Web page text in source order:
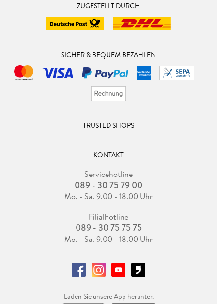
ZUGESTELLT DURCH
SICHER & BEQUEM BEZAHLEN
TRUSTED SHOPS
KONTAKT
Servicehotline
089 - 30 75 79 00
Mo. - Sa. 9.00 - 18.00 Uhr
Filialhotline
089 - 30 75 75 75
Mo. - Sa. 9.00 - 18.00 Uhr
Laden Sie unsere App herunter.